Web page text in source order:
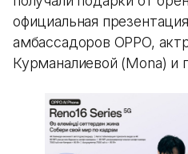
официальная
амбассадоров OPPO,
Курманалиевой (Mona) и